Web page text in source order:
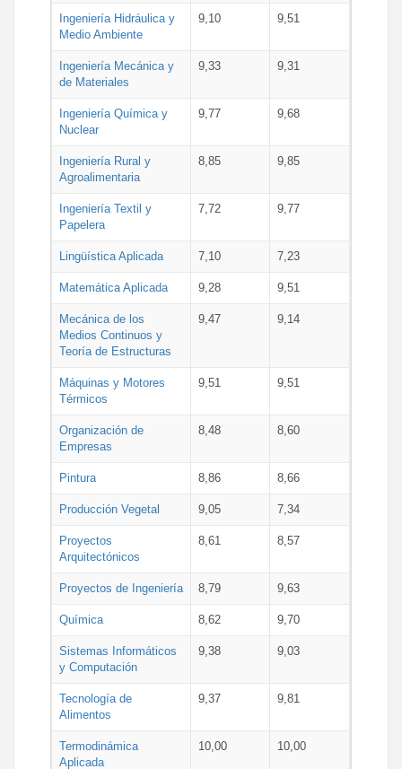
Ingeniería Hidráulica y
Medio Ambiente
9,10 9,51
Ingeniería Mecánica y
de Materiales
9,33 9,31
Ingeniería Química y
Nuclear
9,77 9,68
Ingeniería Rural y
Agroalimentaria
8,85 9,85
Ingeniería Textil y
Papelera
7,72 9,77
Lingüística Aplicada 7,10 7,23
Matemática Aplicada 9,28 9,51
Mecánica de los
Medios Continuos y
Teoría de Estructuras
9,47 9,14
Máquinas y Motores
Térmicos
9,51 9,51
Organización de
Empresas
8,48 8,60
Pintura 8,86 8,66
Producción Vegetal 9,05 7,34
Proyectos
Arquitectónicos
8,61 8,57
Proyectos de Ingeniería 8,79 9,63
Química 8,62 9,70
Sistemas Informáticos
y Computación
9,38 9,03
Tecnología de
Alimentos
9,37 9,81
Termodinámica
Aplicada
10,00 10,00